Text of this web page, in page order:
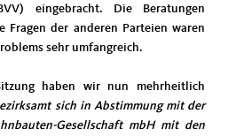
eingebracht. Die Beratungen
Fragen der anderen Parteien waren
sehr umfangreich.
haben wir nun mehrheitlich
sich in Abstimmung mit der
Gesellschaft mbH mit den